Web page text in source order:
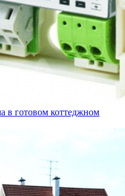
в готовом коттеджном